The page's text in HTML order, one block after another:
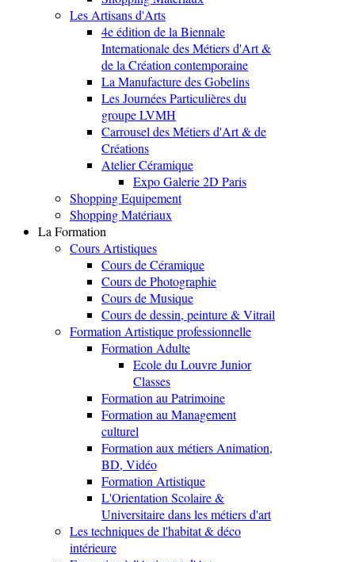
Les Artisans d'Arts
4e édition de la Biennale
Internationale des Métiers d'Art &
de la Création contemporaine
La Manufacture des Gobelins
Les Journées Particulières du
groupe LVMH
Carrousel des Métiers d'Art & de
Créations
Atelier Céramique
Expo Galerie 2D Paris
Shopping Equipement
Shopping Matériaux
La Formation
Cours Artistiques
Cours de Céramique
Cours de Photographie
Cours de Musique
Cours de dessin, peinture & Vitrail
Formation Artistique professionnelle
Formation Adulte
Ecole du Louvre Junior
Classes
Formation au Patrimoine
Formation au Management
culturel
Formation aux métiers Animation,
BD, Vidéo
Formation Artistique
L'Orientation Scolaire &
Universitaire dans les métiers d'art
Les techniques de l'habitat & déco
intérieure